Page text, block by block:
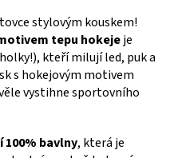
stylovým kouskem!
tepu hokejeje
kteří milují led, puk a
s hokejovým motivem
vystihne sportovního
bavlny, která je